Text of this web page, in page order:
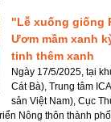
i
ế
m
"Lễ xuống giống
Ươm mầm xanh
tinh thêm xanh
Ngày 17/5/2025, tại
Cát Bà), Trung tâm
sản Việt Nam), Cục
Nông thôn thành